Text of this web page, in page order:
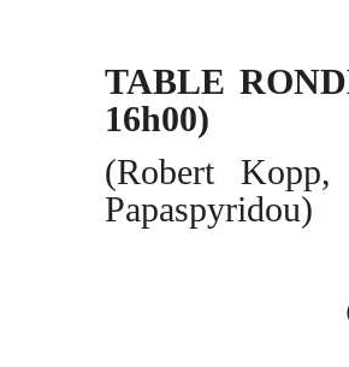
TABLE
16h00)
(Robert
Papaspyridou)